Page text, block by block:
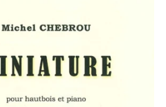
Ouvrir
1
supports
multimédia